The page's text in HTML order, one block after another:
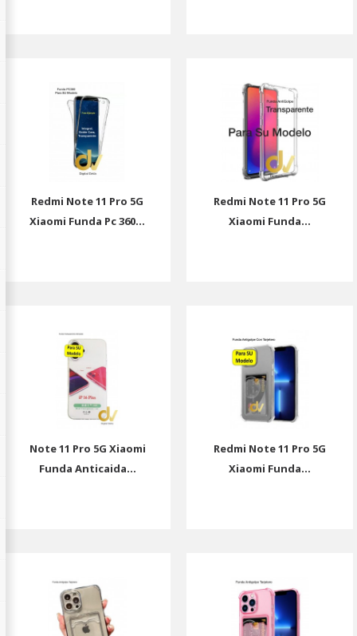
Redmi Note 11 Pro 5G
Xiaomi Funda Pc 360...
Redmi Note 11 Pro 5G
Xiaomi Funda...
Note 11 Pro 5G Xiaomi
Funda Anticaida...
Redmi Note 11 Pro 5G
Xiaomi Funda...